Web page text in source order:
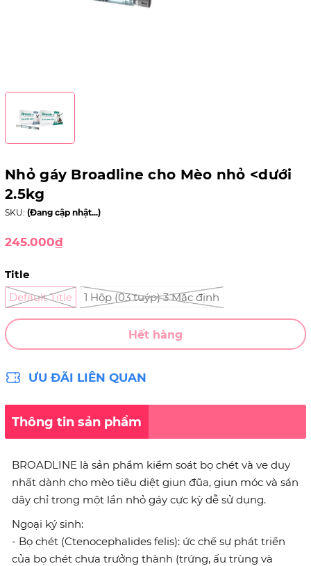
Nhỏ gáy Broadline cho Mèo nhỏ <dưới
2.5kg
SKU: (Đang cập nhật...)
245.000₫
Title
Default Title
1 Hộp (03 tuýp) 3 Mặc định
Hết hàng
ƯU ĐÃI LIÊN QUAN
Thông tin sản phẩm
BROADLINE là sản phẩm kiểm soát bọ chét và ve duy
nhất dành cho mèo tiêu diệt giun đũa, giun móc và sán
dây chỉ trong một lần nhỏ gáy cực kỳ dễ sử dụng.
Ngoại ký sinh:
- Bọ chét (Ctenocephalides felis): ức chế sự phát triển
của bọ chét chưa trưởng thành (trứng, ấu trùng và